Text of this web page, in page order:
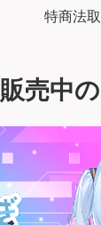
特商法
販売中